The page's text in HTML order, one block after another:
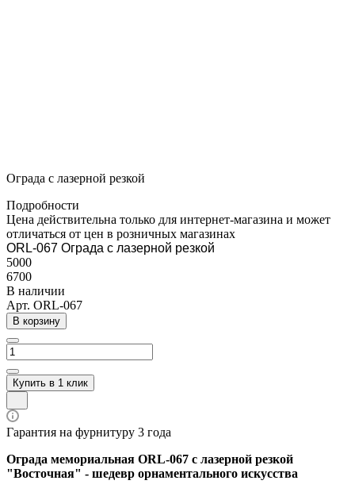
Ограда с лазерной резкой
Подробности
Цена действительна только для интернет-магазина и может
отличаться от цен в розничных магазинах
ORL-067 Ограда с лазерной резкой
5000
6700
В наличии
Арт. ORL-067
В корзину
Купить в 1 клик
Гарантия на фурнитуру 3 года
Ограда мемориальная ORL-067 с лазерной резкой
"Восточная" - шедевр орнаментального искусства